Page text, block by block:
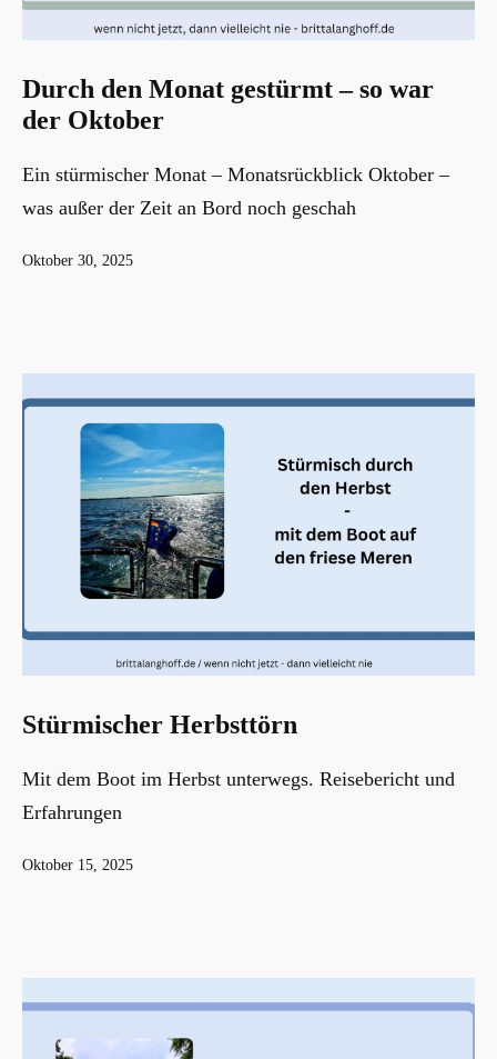
Durch den Monat gestürmt – so war
der Oktober
Ein stürmischer Monat – Monatsrückblick Oktober –
was außer der Zeit an Bord noch geschah
Veröffentlicht
Oktober 30, 2025
Stürmischer Herbsttörn
Mit dem Boot im Herbst unterwegs. Reisebericht und
Erfahrungen
Veröffentlicht
Oktober 15, 2025